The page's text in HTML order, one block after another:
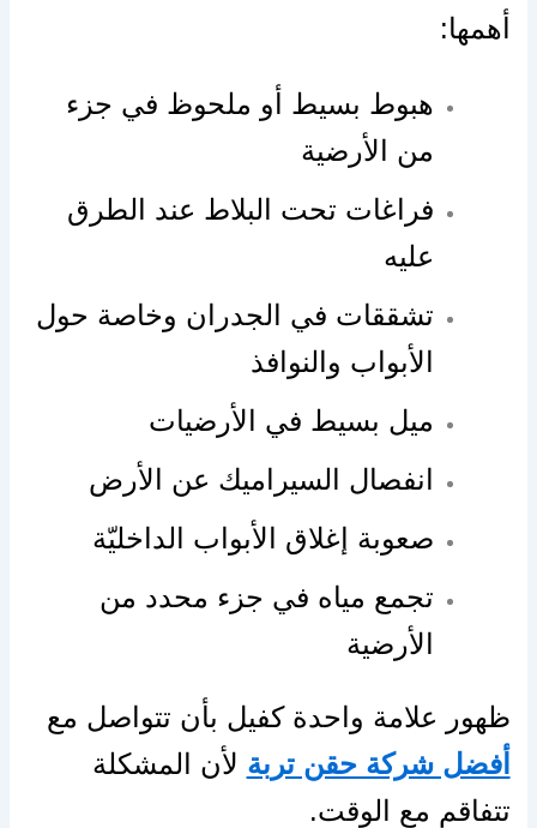
أهمها:
هبوط بسيط أو ملحوظ في جزء
من الأرضية
فراغات تحت البلاط عند الطرق
عليه
تشققات في الجدران وخاصة حول
الأبواب والنوافذ
ميل بسيط في الأرضيات
انفصال السيراميك عن الأرض
صعوبة إغلاق الأبواب الداخليّة
تجمع مياه في جزء محدد من
الأرضية
ظهور علامة واحدة كفيل بأن تتواصل مع
أفضل شركة حقن تربة لأن المشكلة
تتفاقم مع الوقت.